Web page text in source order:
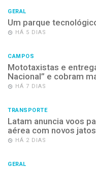
GERAL
Um parque
HÁ 5 DIAS
CAMPOS
Mototaxistas e
Nacional” e cobram
HÁ 7 DIAS
TRANSPORTE
Latam anuncia voos
aérea com novos
HÁ 2 DIAS
GERAL